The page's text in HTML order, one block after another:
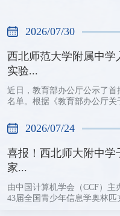
2026/07/30
西北师范大学附属中
实验...
近日，教育部办公厅公示了
名单。根据《教育部办公厅
2026/07/24
喜报！西北师大附中学
家...
由中国计算机学会（CCF）
43届全国青少年信息学奥林匹